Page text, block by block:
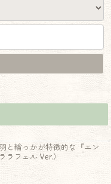
と輪っかが特徴的な『エン
ラフェル Ver.）